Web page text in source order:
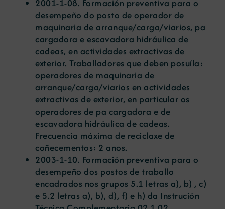
2001-1-08. Formación preventiva para o
desempeño do posto de operador de
maquinaria de arranque/carga/viarios, pa
cargadora e escavadora hidráulica de
cadeas, en actividades extractivas de
exterior. Traballadores que deben posuíla:
operadores de maquinaria de
arranque/carga/viarios en actividades
extractivas de exterior, en particular os
operadores de pa cargadora e de
escavadora hidráulica de cadeas.
Frecuencia máxima de reciclaxe de
coñecementos: 2 anos.
2003-1-10. Formación preventiva para o
desempeño dos postos de traballo
encadrados nos grupos 5.1 letras a), b) , c)
e 5.2 letras a), b), d), f) e h) da Instrución